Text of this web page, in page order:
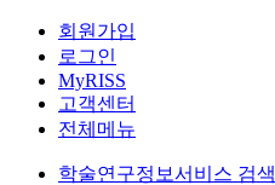
회원가입
로그인
MyRISS
고객센터
전체메뉴
학술연구정보서비스 검색